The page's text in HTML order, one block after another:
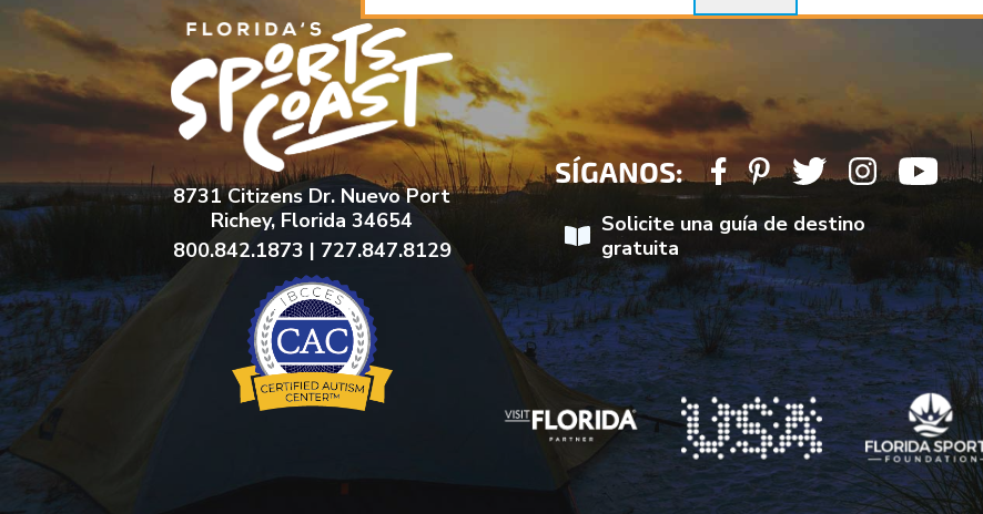
8731 Citizens Dr. Nuevo Port
Richey, Florida 34654
800.842.1873 | 727.847.8129
SÍGANOS:
Solicite una guía de destino
gratuita